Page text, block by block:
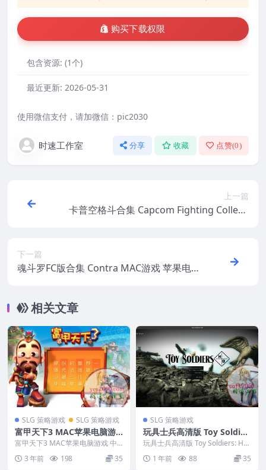
购买下载权限
包含资源: (1个)
最近更新: 2026-05-31
使用微信支付，请加微信：pic2030
时速工作室 分享 收藏 点赞(0)
上一篇
卡普空格斗合集 Capcom Fighting Collecti
下一篇
魂斗罗FC版合集 Contra MAC游戏 苹果电脑
相关文章
SLG 策略游戏 SLG 策略游戏
富甲天下3 MAC苹果电脑游
戏 中文版 支持12 13 14
富甲天下3 MAC苹果电脑游戏 中
3 年前 198 35
SLG 策略游戏
玩具士兵高清版 Toy Soldier
s: HD MAC游戏 苹果电脑游
戏 适配系统macOS 15.0 Se
quoia
玩具士兵高清版 Toy Soldiers: HD
MAC游戏 苹果电脑游戏 适配...
1 年前 88 35